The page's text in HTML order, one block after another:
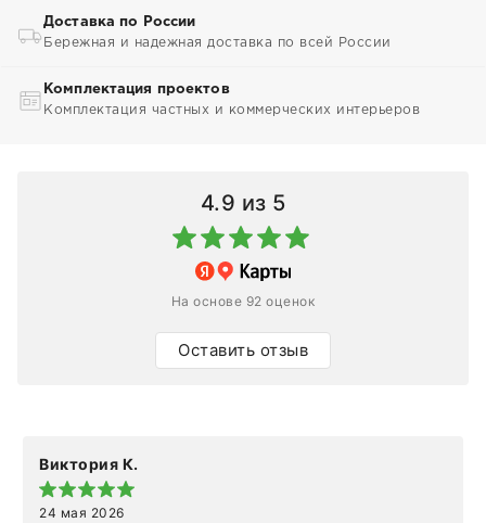
Доставка по России
Бережная и надежная доставка по всей России
Комплектация проектов
Комплектация частных и коммерческих интерьеров
4.9 из 5
На основе 92 оценок
Оставить отзыв
Виктория К.
24 мая 2026